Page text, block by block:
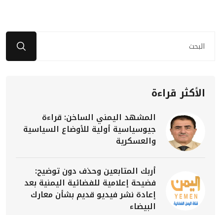
الأكثر قراءة
المشهد اليمني الساخن: قراءة
جيوسياسية أولية للأوضاع السياسية
والعسكرية
أربك المتابعين وحذف دون توضيح:
فضيحة إعلامية للفضائية اليمنية بعد
إعادة نشر فيديو قديم بشأن معارك
البيضاء